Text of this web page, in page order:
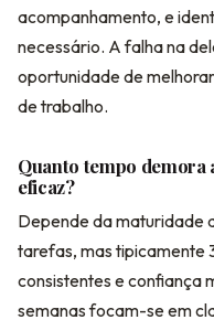
acompanhamento, e
necessário. A falha na
oportunidade de
de trabalho.
Quanto tempo demora
eficaz?
Depende da maturidade
tarefas, mas tipicamente
consistentes e confiança
semanas focam-se em